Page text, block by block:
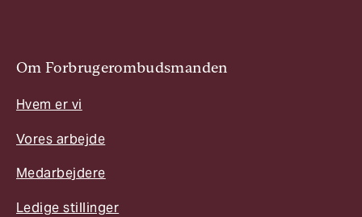
Om Forbrugerombudsmanden
Hvem er vi
Vores arbejde
Medarbejdere
Ledige stillinger